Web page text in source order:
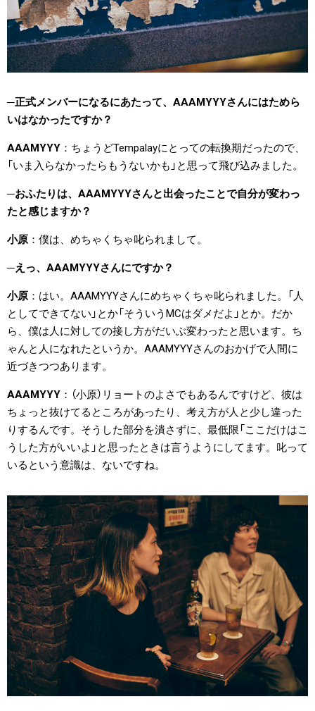
正式メンバーになるにあたって、AAAMYYYさんにはためら
いはなかったですか？
AAAMYYY
ちょうどTempalayにとっての転換期だったので、
「いま入らなかったらもうないかも」と思って飛び込みました。
おふたりは、AAAMYYYさんと出会ったことで自分が変わっ
たと感じますか？
小原 僕は、めちゃくちゃ叱られまして。
えっ、AAAMYYYさんにですか？
小原
はい。AAAMYYYさんにめちゃくちゃ叱られました。「人
としてできてない」とか「そういうMCはダメだよ」とか。だか
ら、僕は人に対しての接し方がだいぶ変わったと思います。ち
ゃんと人になれたというか。AAAMYYYさんのおかげで人間に
近づきつつあります。
AAAMYYY
（小原）リョートのよさでもあるんですけど、彼は
ちょっと抜けてるところがあったり、考え方が人と少し違った
りするんです。そうした部分を潰さずに、最低限「ここだけはこ
うした方がいいよ」と思ったときは言うようにしてます。叱って
いるという意識は、ないですね。